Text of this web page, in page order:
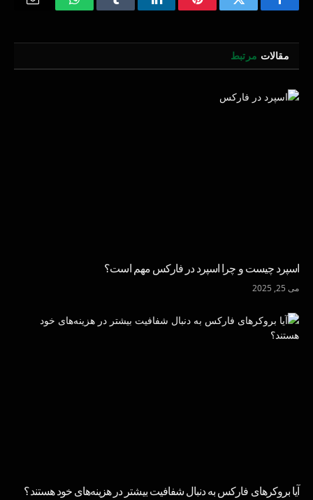
Facebook
Twitter
Pinterest
LinkedIn
Tumblr
WhatsApp
مقالات مرتبط
اسپرد چیست و چرا اسپرد در فارکس مهم است؟
می 25, 2025
آیا بروکرهای فارکس به دنبال شفافیت بیشتر در هزینه‌های خود هستند؟